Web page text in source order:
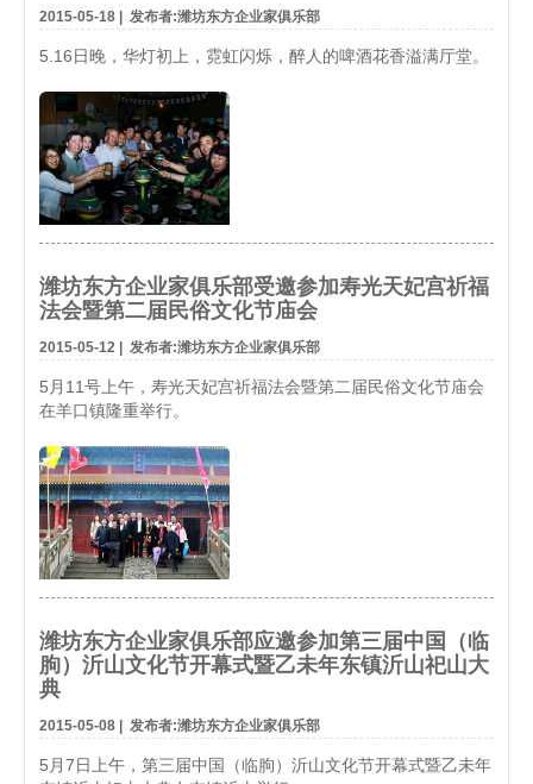
2015-05-18 发布者:潍坊东方企业家俱乐部
5.16日晚，华灯初上，霓虹闪烁，醉人的啤酒花香溢满厅堂。
潍坊东方企业家俱乐部受邀参加寿光天妃宫祈福
法会暨第二届民俗文化节庙会
2015-05-12 发布者:潍坊东方企业家俱乐部
5月11号上午，寿光天妃宫祈福法会暨第二届民俗文化节庙会
在羊口镇隆重举行。
潍坊东方企业家俱乐部应邀参加第三届中国（临
朐）沂山文化节开幕式暨乙未年东镇沂山祀山大
典
2015-05-08 发布者:潍坊东方企业家俱乐部
5月7日上午，第三届中国（临朐）沂山文化节开幕式暨乙未年